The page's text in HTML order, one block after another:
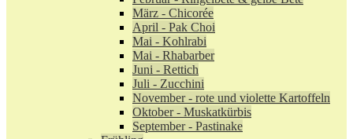
März - Chicorée
April - Pak Choi
Mai - Kohlrabi
Mai - Rhabarber
Juni - Rettich
Juli - Zucchini
November - rote und violette Kartoffeln
Oktober - Muskatkürbis
September - Pastinake